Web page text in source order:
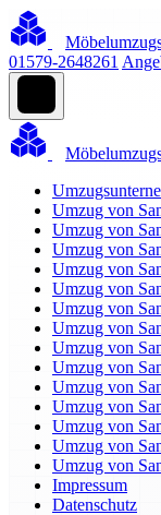
01579-2648261
Umzug von
Umzug von
Umzug von
Umzug von
Umzug von
Umzug von
Umzug von
Umzug von
Umzug von
Umzug von
Umzug von
Umzug von
Umzug von
Umzug von
Impressum
Datenschutz